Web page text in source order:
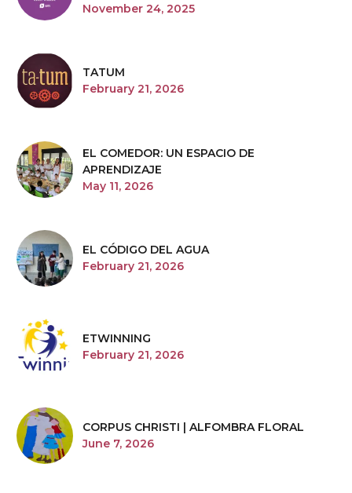
November 24, 2025
TATUM
February 21, 2026
EL COMEDOR: UN ESPACIO DE
APRENDIZAJE
May 11, 2026
EL CÓDIGO DEL AGUA
February 21, 2026
ETWINNING
February 21, 2026
CORPUS CHRISTI | ALFOMBRA FLORAL
June 7, 2026